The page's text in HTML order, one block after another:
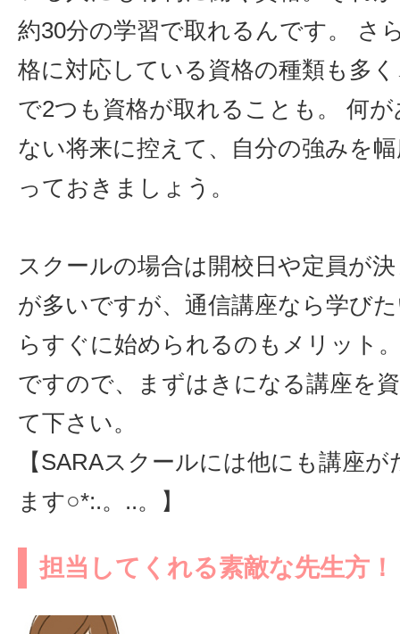
約30分の学習で取れるんです。 さ
格に対応している資格の種類も多
で2つも資格が取れることも。 何
ない将来に控えて、自分の強みを
っておきましょう。
スクールの場合は開校日や定員が
が多いですが、通信講座なら学び
らすぐに始められるのもメリット
ですので、まずはきになる講座を
て下さい。
【SARAスクールには他にも講座
ます○*:.。..。】
担当してくれる素敵な先生方！